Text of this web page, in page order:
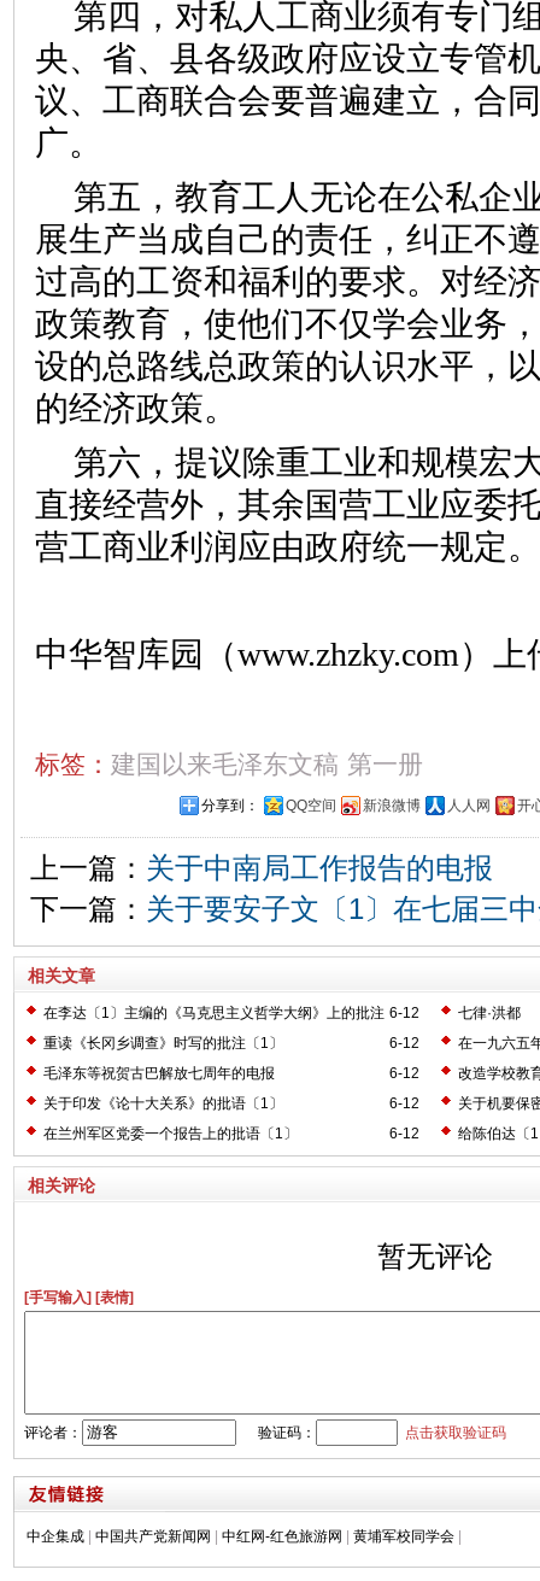
第四，对私人工商业须有专门
央、省、县各级政府应设立专管
议、工商联合会要普遍建立，合
广。
第五，教育工人无论在公私企
展生产当成自己的责任，纠正不
过高的工资和福利的要求。对经
政策教育，使他们不仅学会业务
设的总路线总政策的认识水平，
的经济政策。
第六，提议除重工业和规模宏
直接经营外，其余国营工业应委
营工商业利润应由政府统一规定。
中华智库园（www.zhzky.com）上
标签： 建国以来毛泽东文稿 第一册
分享到： QQ空间 新浪微博 人人网 开
上一篇： 关于中南局工作报告的电报
下一篇： 关于要安子文〔1〕在七届三
相关文章
6-12
在李达〔1〕主编的《马克思主义哲学大纲》上的批注
〔2〕
七律·洪都
6-12
重读《长冈乡调查》时写的批注〔1〕
在一九六五
6-12
毛泽东等祝贺古巴解放七周年的电报
改造学校教
6-12
关于印发《论十大关系》的批语〔1〕
关于机要保
6-12
在兰州军区党委一个报告上的批语〔1〕 给陈伯达〔
相关评论
暂无评论
[手写输入] [表情]
评论者： 验证码： 点击获取验证码
中企集成 中国共产党新闻网 中红网-红色旅游网 黄埔军校同学会